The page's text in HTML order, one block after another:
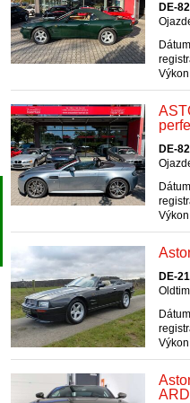
DE-
Dátum
Výkon
DE-
Dátum
Výkon
DE-
Dátum
Výkon